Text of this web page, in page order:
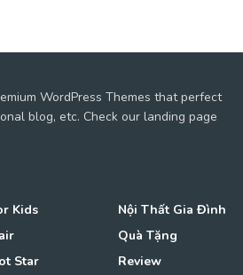
WordPress Themes that perfect
blog, etc. Check our landing page
Kids
Star
Nội Thất Gia Đình
Quà Tặng
Review